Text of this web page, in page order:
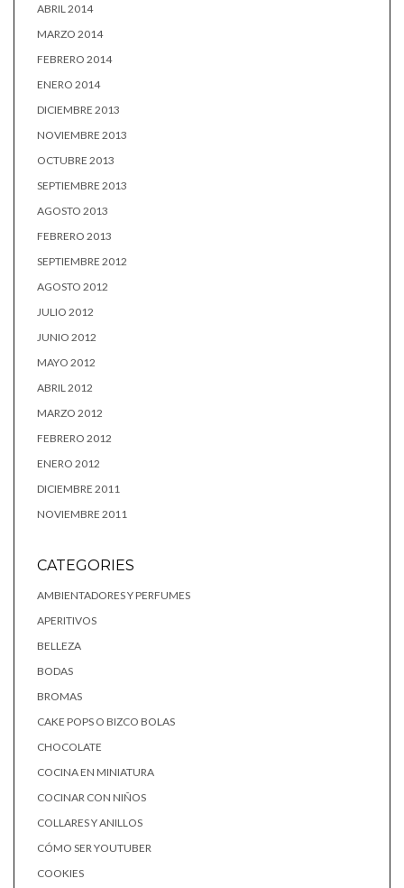
ABRIL 2014
MARZO 2014
FEBRERO 2014
ENERO 2014
DICIEMBRE 2013
NOVIEMBRE 2013
OCTUBRE 2013
SEPTIEMBRE 2013
AGOSTO 2013
FEBRERO 2013
SEPTIEMBRE 2012
AGOSTO 2012
JULIO 2012
JUNIO 2012
MAYO 2012
ABRIL 2012
MARZO 2012
FEBRERO 2012
ENERO 2012
DICIEMBRE 2011
NOVIEMBRE 2011
CATEGORIES
AMBIENTADORES Y PERFUMES
APERITIVOS
BELLEZA
BODAS
BROMAS
CAKE POPS O BIZCO BOLAS
CHOCOLATE
COCINA EN MINIATURA
COCINAR CON NIÑOS
COLLARES Y ANILLOS
CÓMO SER YOUTUBER
COOKIES